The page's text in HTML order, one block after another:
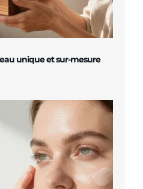
unique et sur-mesure